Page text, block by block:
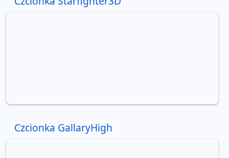
Czcionka GallaryHigh